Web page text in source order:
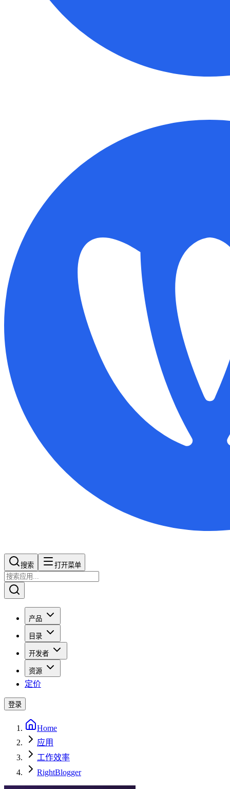
搜索​​​​ 打开菜单
产品
目录
开发者
资源
定价
登录
Home
应用
工作效率
RightBlogger